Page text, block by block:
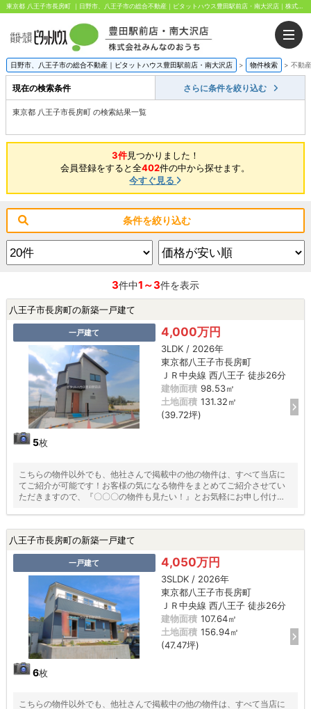
東京都 八王子市長房町 ｜日野市、八王子市の総合不動産｜ピタットハウス豊田駅前店・南大沢店｜株式会社みんなのおうち
日野市、八王子市の総合不動産｜ピタットハウス豊田駅前店・南大沢店 > 物件検索 > 不動
現在の検索条件 さらに条件を絞り込む
東京都 八王子市長房町 の検索結果一覧
3件見つかりました！
会員登録をすると全402件の中から探せます。
今すぐ見る
条件を絞り込む
3件中1～3件を表示
八王子市長房町の新築一戸建て
一戸建て
5枚
4,000万円
3LDK / 2026年
東京都八王子市長房町
ＪＲ中央線 西八王子 徒歩26分
建物面積 98.53㎡
土地面積 131.32㎡
(39.72坪)
こちらの物件以外でも、他社さんで掲載中の他の物件は、すべて当店に
てご紹介が可能です！お客様の気になる物件をまとめてご紹介させてい
ただきますので、『〇〇〇の物件も見たい！』とお気軽にお申し付けく
八王子市長房町の新築一戸建て
一戸建て
6枚
4,050万円
3SLDK / 2026年
東京都八王子市長房町
ＪＲ中央線 西八王子 徒歩26分
建物面積 107.64㎡
土地面積 156.94㎡
(47.47坪)
こちらの物件以外でも、他社さんで掲載中の他の物件は、すべて当店に